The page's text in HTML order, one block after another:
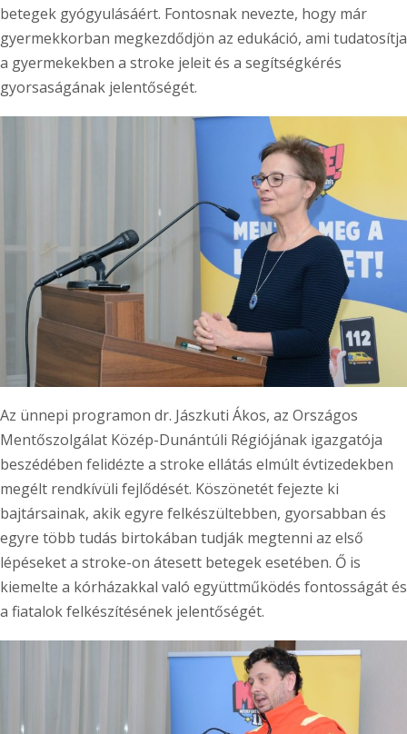
betegek gyógyulásáért. Fontosnak nevezte, hogy már
gyermekkorban megkezdődjön az edukáció, ami tudatosítja
a gyermekekben a stroke jeleit és a segítségkérés
gyorsaságának jelentőségét.
Az ünnepi programon dr. Jászkuti Ákos, az Országos
Mentőszolgálat Közép-Dunántúli Régiójának igazgatója
beszédében felidézte a stroke ellátás elmúlt évtizedekben
megélt rendkívüli fejlődését. Köszönetét fejezte ki
bajtársainak, akik egyre felkészültebben, gyorsabban és
egyre több tudás birtokában tudják megtenni az első
lépéseket a stroke-on átesett betegek esetében. Ő is
kiemelte a kórházakkal való együttműködés fontosságát és
a fiatalok felkészítésének jelentőségét.